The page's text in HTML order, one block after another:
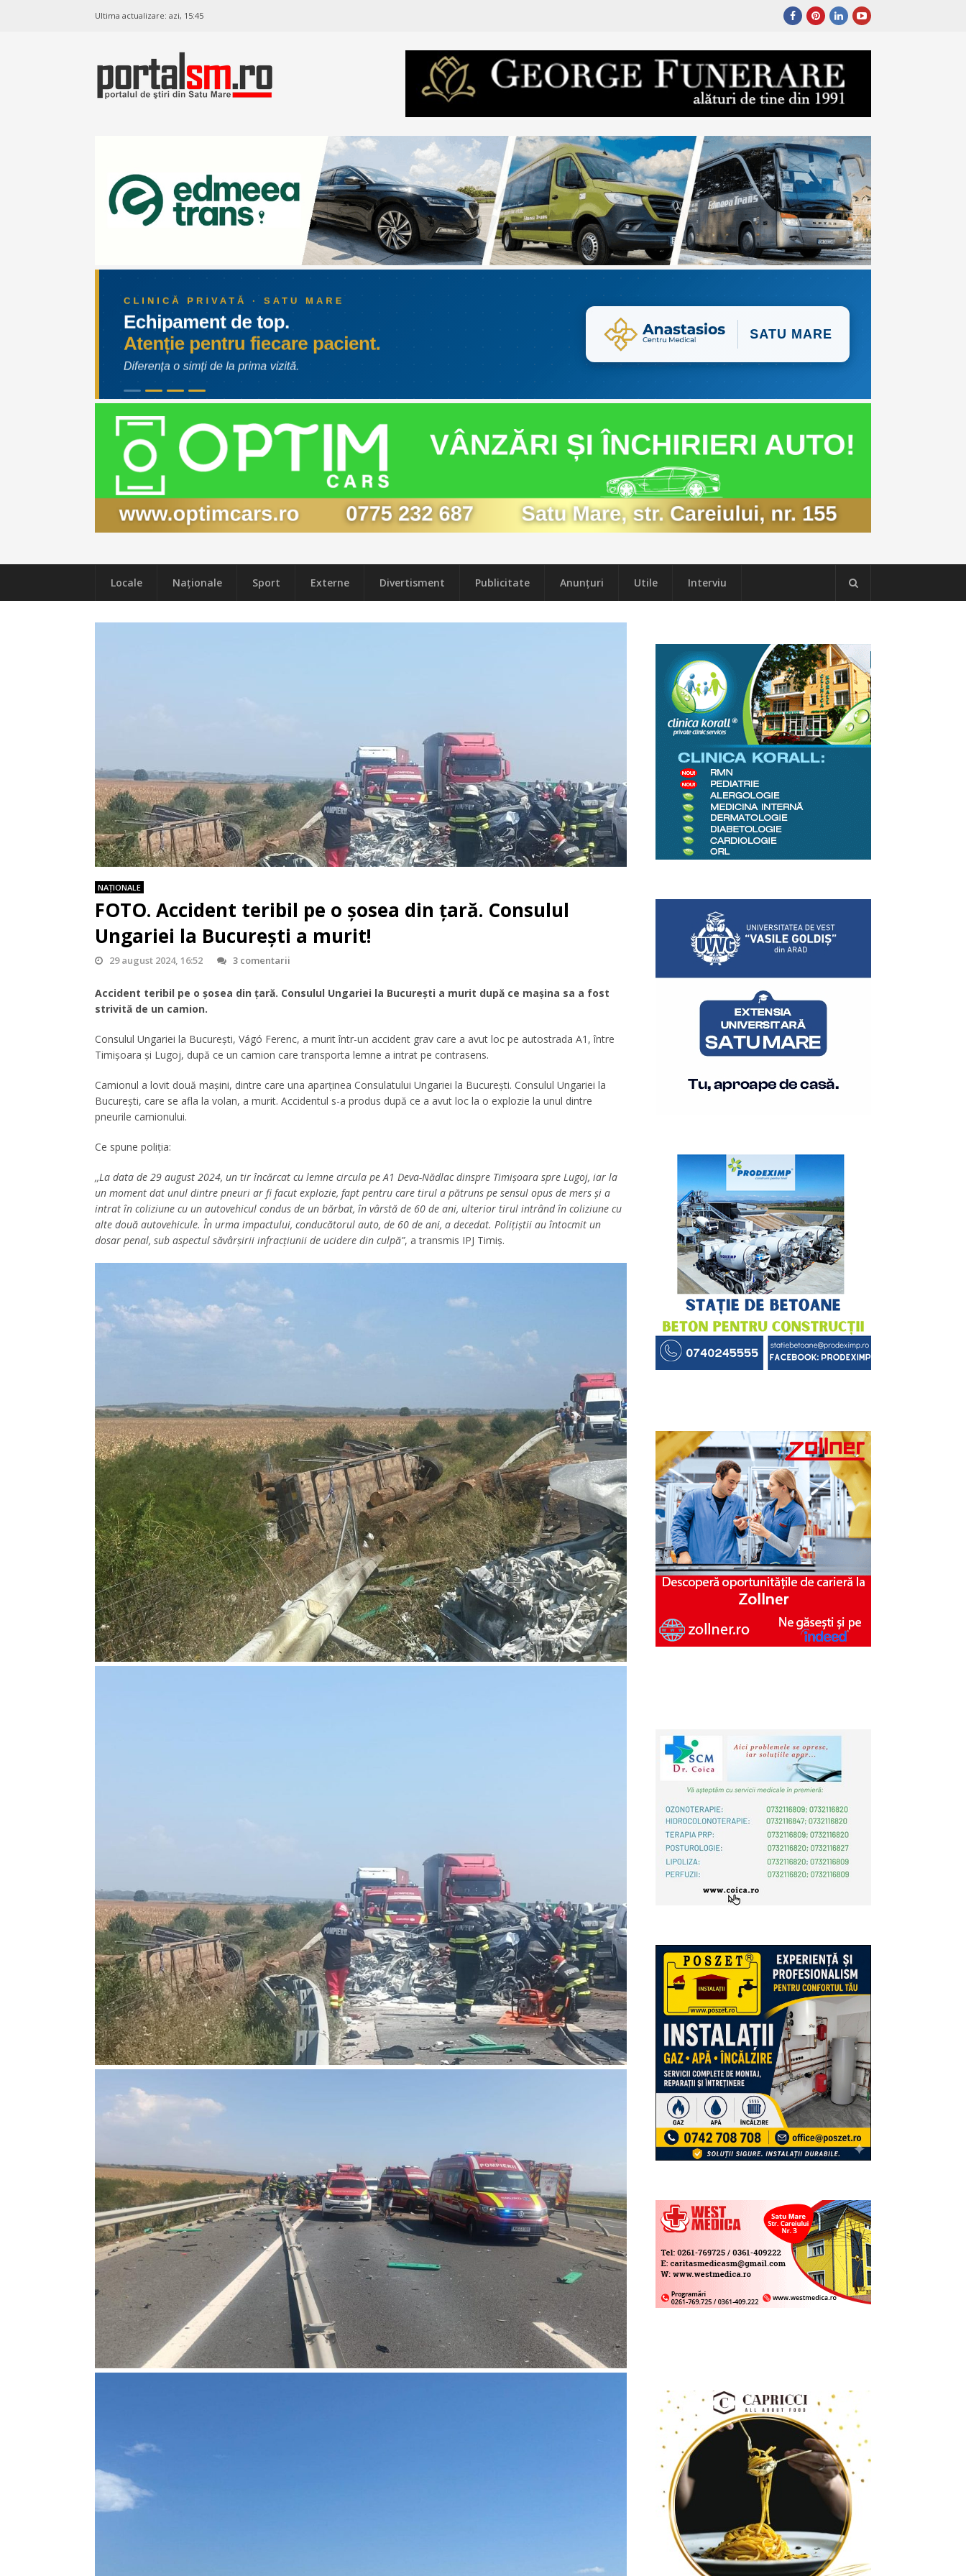
Ultima actualizare: azi, 15:45
Locale Naţionale Sport Externe Divertisment Publicitate Anunțuri Utile Interviu
NAŢIONALE
FOTO. Accident teribil pe o șosea din țară. Consulul
Ungariei la București a murit!
29 august 2024, 16:52 3 comentarii
Accident teribil pe o șosea din țară. Consulul Ungariei la București a murit după ce mașina sa a fost
strivită de un camion.
Consulul Ungariei la București, Vágó Ferenc, a murit într-un accident grav care a avut loc pe autostrada A1, între
Timişoara şi Lugoj, după ce un camion care transporta lemne a intrat pe contrasens.
Camionul a lovit două maşini, dintre care una aparţinea Consulatului Ungariei la Bucureşti. Consulul Ungariei la
Bucureşti, care se afla la volan, a murit. Accidentul s-a produs după ce a avut loc la o explozie la unul dintre
pneurile camionului.
Ce spune poliția:
,,La data de 29 august 2024, un tir încărcat cu lemne circula pe A1 Deva-Nădlac dinspre Timişoara spre Lugoj, iar la
un moment dat unul dintre pneuri ar fi facut explozie, fapt pentru care tirul a pătruns pe sensul opus de mers şi a
intrat în coliziune cu un autovehicul condus de un bărbat, în vârstă de 60 de ani, ulterior tirul intrând în coliziune cu
alte două autovehicule. În urma impactului, conducătorul auto, de 60 de ani, a decedat. Poliţiştii au întocmit un
dosar penal, sub aspectul săvârşirii infracţiunii de ucidere din culpă”, a transmis IPJ Timiș.